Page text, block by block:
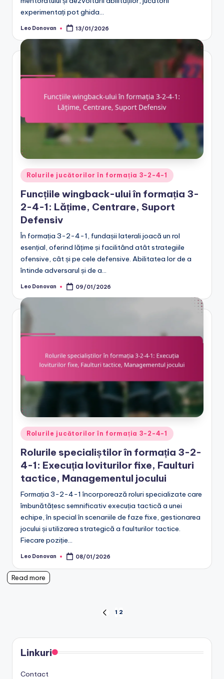
experimentați pot ghida…
Posted
Leo Donovan 13/01/2026
Posted
in
Rolurile jucătorilor în formația 3-2-4-1
Funcțiile wingback-ului în formația 3-
2-4-1: Lățime, Centrare, Suport
Defensiv
În formația 3-2-4-1, fundașii laterali joacă un rol
esențial, oferind lățime și facilitând atât strategiile
ofensive, cât și pe cele defensive. Abilitatea lor de a
întinde adversarul și de a…
Posted
Leo Donovan 09/01/2026
Posted
in
Rolurile jucătorilor în formația 3-2-4-1
Rolurile specialiștilor în formația 3-2-
4-1: Execuția loviturilor fixe, Faulturi
tactice, Managementul jocului
Formația 3-2-4-1 încorporează roluri specializate care
îmbunătățesc semnificativ execuția tactică a unei
echipe, în special în scenariile de faze fixe, gestionarea
jocului și utilizarea strategică a faulturilor tactice.
Fiecare poziție…
Posted
Leo Donovan 08/01/2026
Read more
pagination
PREVIOUS
1 2
Linkuri
Contact